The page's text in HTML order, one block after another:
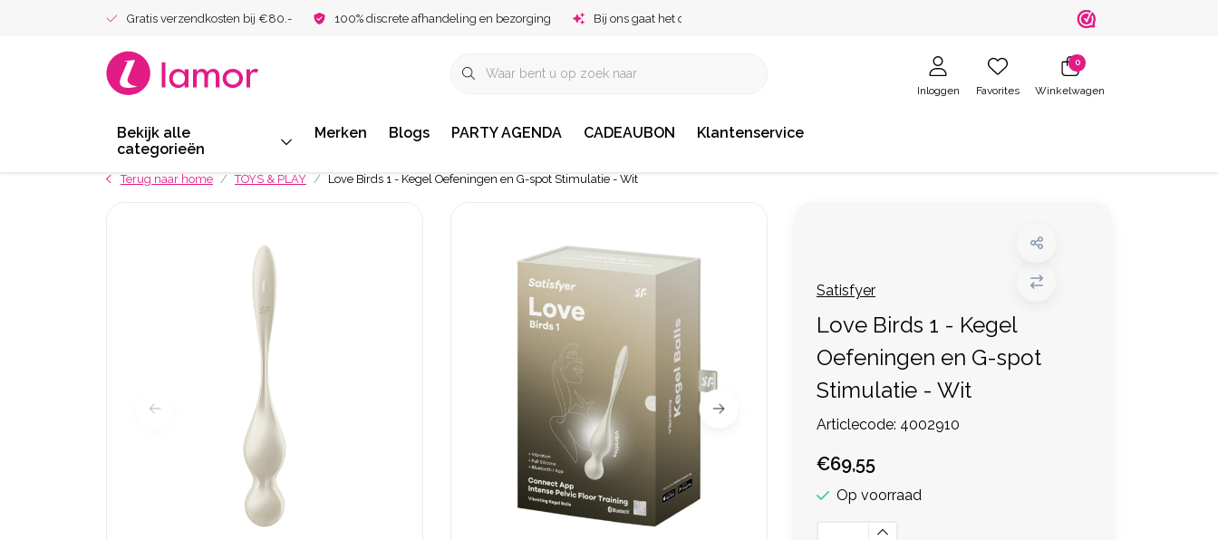
Gratis verzendkosten bij €80.- 100% discrete afhandeling en bezorging Bij ons gaat het om jou!
Inloggen Favorites
0
Winkelwagen
Bekijk alle
categorieën
Merken Blogs PARTY AGENDA CADEAUBON Klantenservice
Terug naar home TOYS & PLAY Love Birds 1 - Kegel Oefeningen en G-spot Stimulatie - Wit
Satisfyer
Love Birds 1 - Kegel
Oefeningen en G-spot
Stimulatie - Wit
Articlecode: 4002910
€69,55
Op voorraad